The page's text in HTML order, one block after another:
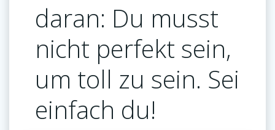
daran: Du musst
nicht perfekt sein,
um toll zu sein. Sei
einfach du!